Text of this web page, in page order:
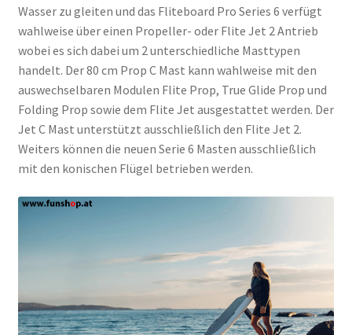
Wasser zu gleiten und das Fliteboard Pro Series 6 verfügt
wahlweise über einen Propeller- oder Flite Jet 2 Antrieb
wobei es sich dabei um 2 unterschiedliche Masttypen
handelt. Der 80 cm Prop C Mast kann wahlweise mit den
auswechselbaren Modulen Flite Prop, True Glide Prop und
Folding Prop sowie dem Flite Jet ausgestattet werden. Der
Jet C Mast unterstützt ausschließlich den Flite Jet 2.
Weiters können die neuen Serie 6 Masten ausschließlich
mit den konischen Flügel betrieben werden.